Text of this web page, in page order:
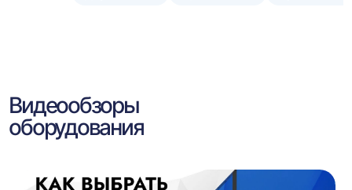
Видеообзоры
оборудования